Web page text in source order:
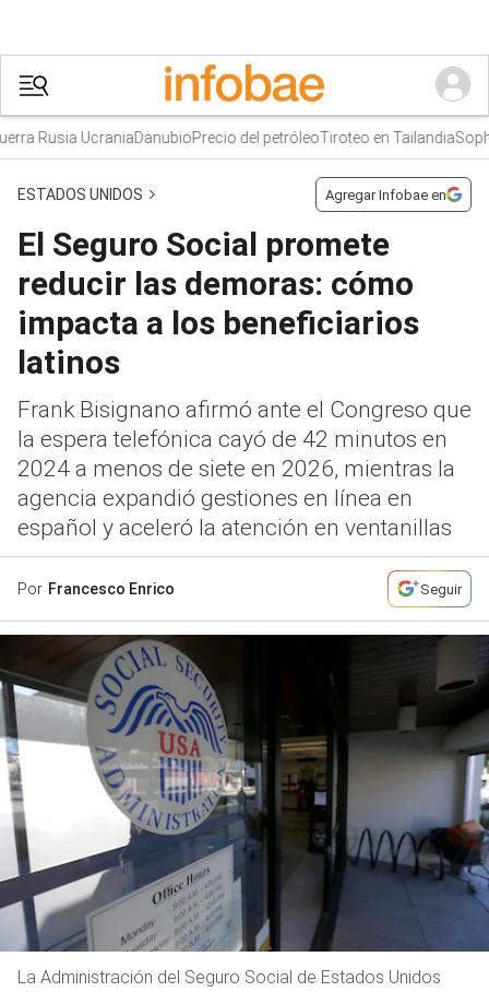
Rusia UcraniaDanubioPrecio del petróleoTiroteo en TailandiaSophie
ESTADOS UNIDOS Agregar Infobae en
El Seguro Social promete
reducir las demoras: cómo
impacta a los beneficiarios
latinos
Frank Bisignano afirmó ante el Congreso que
la espera telefónica cayó de 42 minutos en
2024 a menos de siete en 2026, mientras la
agencia expandió gestiones en línea en
español y aceleró la atención en ventanillas
Por Francesco Enrico Seguir
La Administración del Seguro Social de Estados Unidos